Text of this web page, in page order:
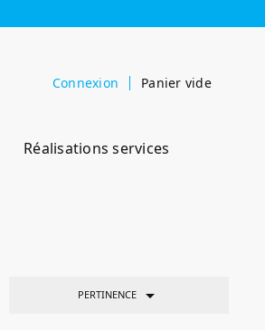
Connexion Panier vide
Réalisations services
PERTINENCE 